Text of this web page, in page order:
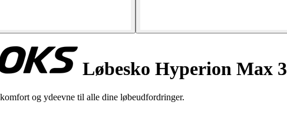
Løbesko Hyperion Max 3
og ydeevne til alle dine løbeudfordringer.